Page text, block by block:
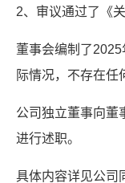
2、审议通过了《
董事会编制了
际情况，不存在任
公司独立董事向董
进行述职。
具体内容详见公司